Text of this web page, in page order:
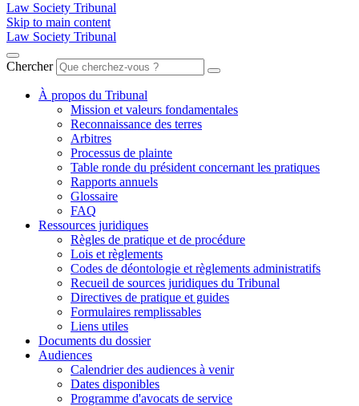
Law Society Tribunal
Skip to main content
Law Society Tribunal
Chercher
À propos du Tribunal
Mission et valeurs fondamentales
Reconnaissance des terres
Arbitres
Processus de plainte
Table ronde du président concernant les pratiques
Rapports annuels
Glossaire
FAQ
Ressources juridiques
Règles de pratique et de procédure
Lois et règlements
Codes de déontologie et règlements administratifs
Recueil de sources juridiques du Tribunal
Directives de pratique et guides
Formulaires remplissables
Liens utiles
Documents du dossier
Audiences
Calendrier des audiences à venir
Dates disponibles
Programme d'avocats de service